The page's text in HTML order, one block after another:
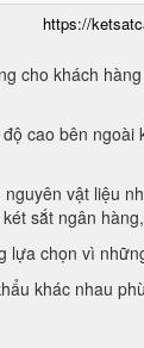
https://
cho khách
cao bên
vật liệu
sắt ngân
chọn vì
khác nhau